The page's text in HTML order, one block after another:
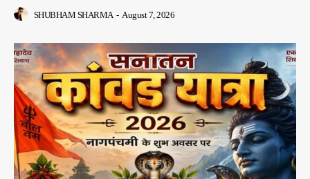
SHUBHAM SHARMA - August 7, 2026